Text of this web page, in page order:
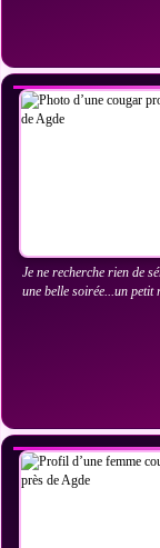
Je ne recherche rien de
une belle soirée...un petit